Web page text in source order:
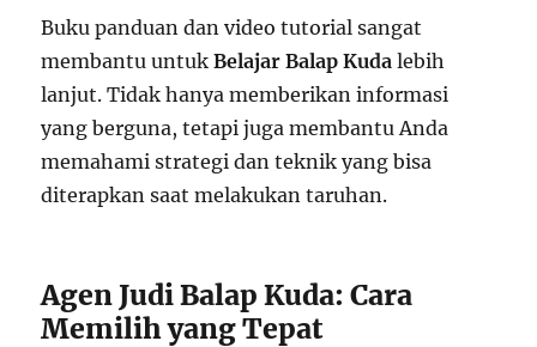
Buku panduan dan video tutorial sangat
membantu untukBelajar Balap Kuda lebih
lanjut. Tidak hanya memberikan informasi
yang berguna, tetapi juga membantu Anda
memahami strategi dan teknik yang bisa
diterapkan saat melakukan taruhan.
Agen Judi Balap Kuda: Cara
Memilih yang Tepat